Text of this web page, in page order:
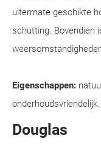
uitermate geschikte
schutting. Bovendien
Eigenschappen:
onderhoudsvriendelijk.
Douglas